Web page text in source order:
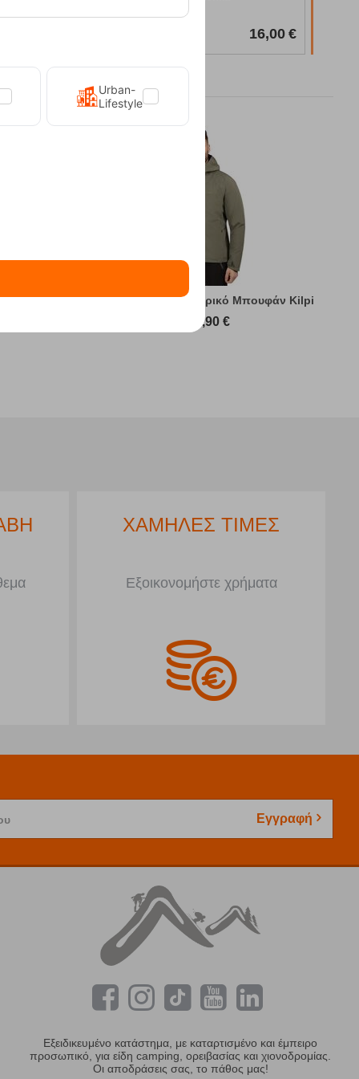
18,00 € Κωδικός: FRE-19546
16,00 €
Kilpi Sonna-M Green Ανδρικό Μπουφάν Kilpi
89,90 €
ΧΑΜΗΛΕΣ ΤΙΜΕΣ
Εξοικονομήστε χρήματα
Εγγραφή
Urban-
Lifestyle
Εξειδικευμένο κατάστημα, με καταρτισμένο και έμπειρο
προσωπικό, για είδη camping, ορειβασίας και χιονοδρομίας.
Οι αποδράσεις σας, το πάθος μας!